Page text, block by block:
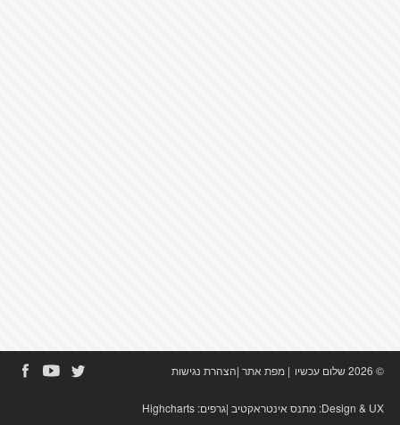
© 2026 שלום עכשיו | מפת אתר|הצהרת נגישות
Design & UX: מתנס אינטראקטיב|גרפים: Highcharts